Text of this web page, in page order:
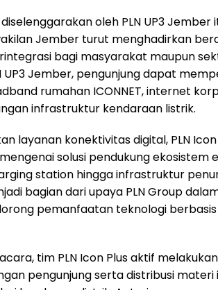
oleh PLN UP3 Jember
Jember turut menghadirkan
bagi masyarakat maupun
UP3 Jember, pengunjung dapat
rumahan ICONNET, internet
infrastruktur kendaraan listrik.
layanan konektivitas digital, PLN
solusi pendukung ekosistem
station hingga infrastruktur
bagian dari upaya PLN Group
pemanfaatan teknologi
tim PLN Icon Plus aktif
pengunjung serta distribusi